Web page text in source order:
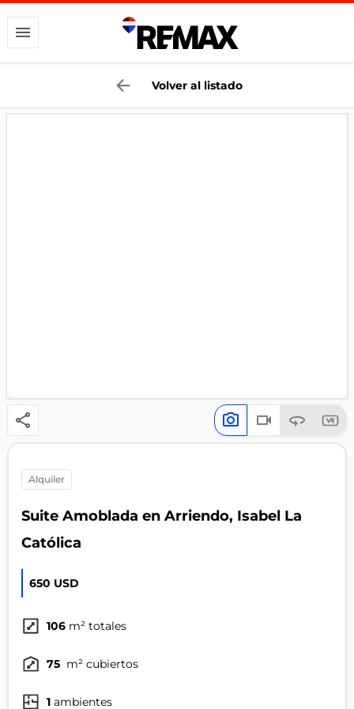
Volver al listado
alquiler
Suite Amoblada en Arriendo, Isabel La
Católica
650 USD
106 m² totales
75 m² cubiertos
1 ambientes